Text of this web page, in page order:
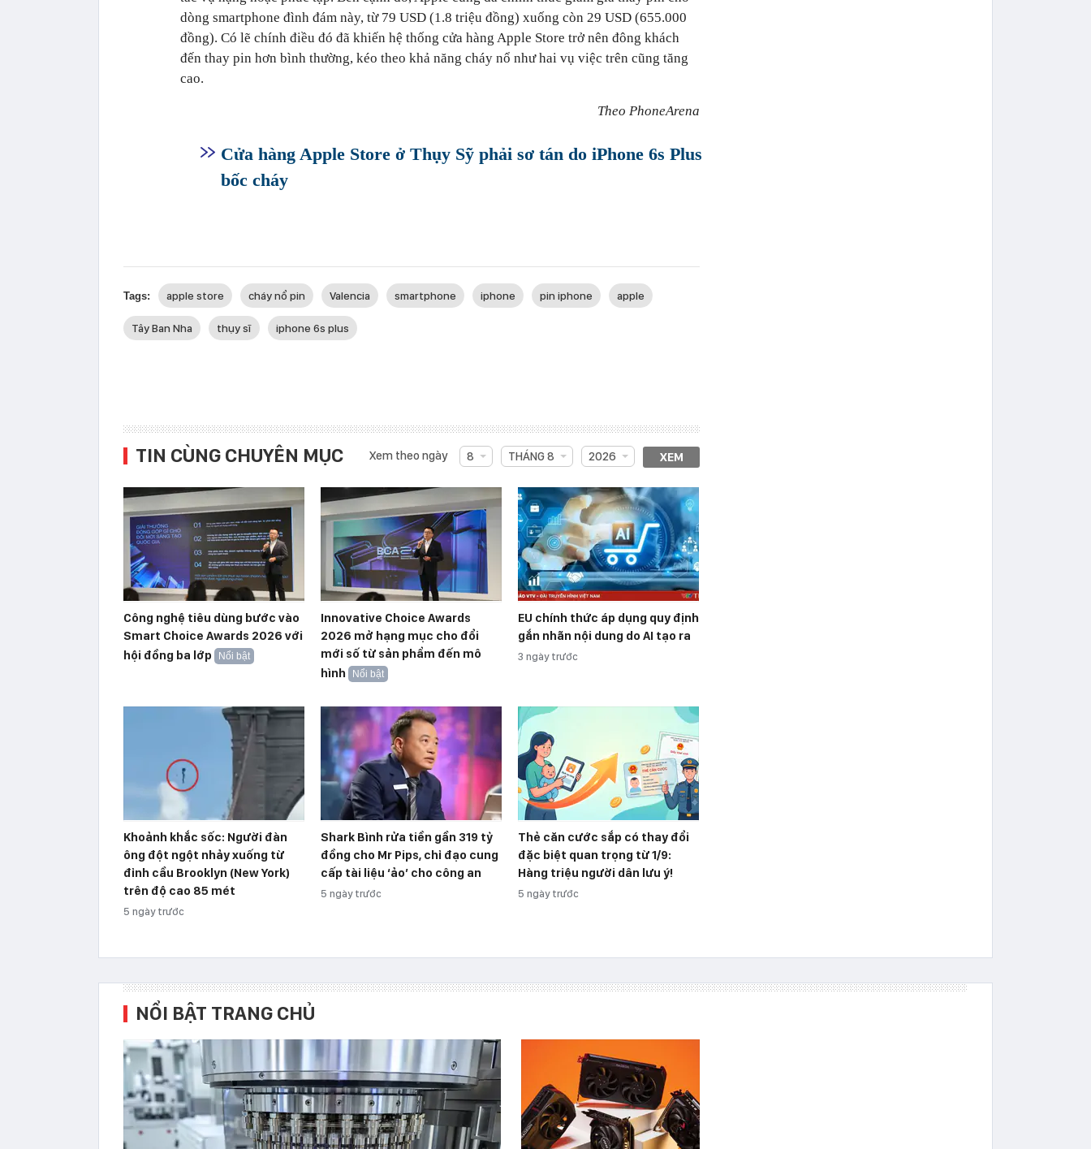
dòng smartphone đình đám này, từ 79 USD (1.8 triệu đồng) xuống còn 29 USD (655.000
đồng). Có lẽ chính điều đó đã khiến hệ thống cửa hàng Apple Store trở nên đông khách
đến thay pin hơn bình thường, kéo theo khả năng cháy nổ như hai vụ việc trên cũng tăng
cao.
Theo PhoneArena
Cửa hàng Apple Store ở Thụy Sỹ phải sơ tán do iPhone 6s Plus
bốc cháy
Tags: apple store cháy nổ pin Valencia smartphone iphone pin iphone apple
Tây Ban Nha thụy sĩ iphone 6s plus
TIN CÙNG CHUYÊN MỤC Xem theo ngày 8 THÁNG 8 2026 XEM
Công nghệ tiêu dùng bước vào
Smart Choice Awards 2026 với
hội đồng ba lớp
Nổi bật
Innovative Choice Awards
2026 mở hạng mục cho đổi
mới số từ sản phẩm đến mô
hình
Nổi bật
EU chính thức áp dụng quy định
gắn nhãn nội dung do AI tạo ra
3 ngày trước
Khoảnh khắc sốc: Người đàn
ông đột ngột nhảy xuống từ
đỉnh cầu Brooklyn (New York)
trên độ cao 85 mét
5 ngày trước
Shark Bình rửa tiền gần 319 tỷ
đồng cho Mr Pips, chỉ đạo cung
cấp tài liệu ‘ảo’ cho công an
5 ngày trước
Thẻ căn cước sắp có thay đổi
đặc biệt quan trọng từ 1/9:
Hàng triệu người dân lưu ý!
5 ngày trước
NỔI BẬT TRANG CHỦ